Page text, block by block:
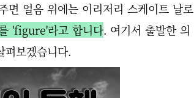
면 얼음 위에는 이리저리 스케이트 날로
'figure'라고 합니다. 여기서 출발한 의
보겠습니다.